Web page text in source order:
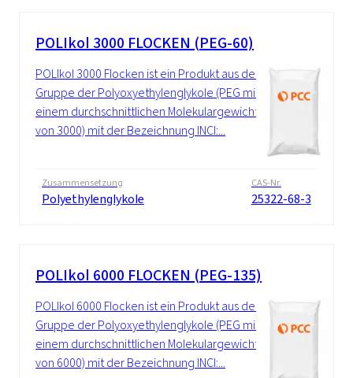
POLIkol 3000 FLOCKEN (PEG-60)
POLIkol 3000 Flocken ist ein Produkt aus der
Gruppe der Polyoxyethylenglykole (PEG mit
einem durchschnittlichen Molekulargewicht
von 3000) mit der Bezeichnung INCI:...
Zusammensetzung
Polyethylenglykole
CAS-Nr.
25322-68-3
POLIkol 6000 FLOCKEN (PEG-135)
POLIkol 6000 Flocken ist ein Produkt aus der
Gruppe der Polyoxyethylenglykole (PEG mit
einem durchschnittlichen Molekulargewicht
von 6000) mit der Bezeichnung INCI:...